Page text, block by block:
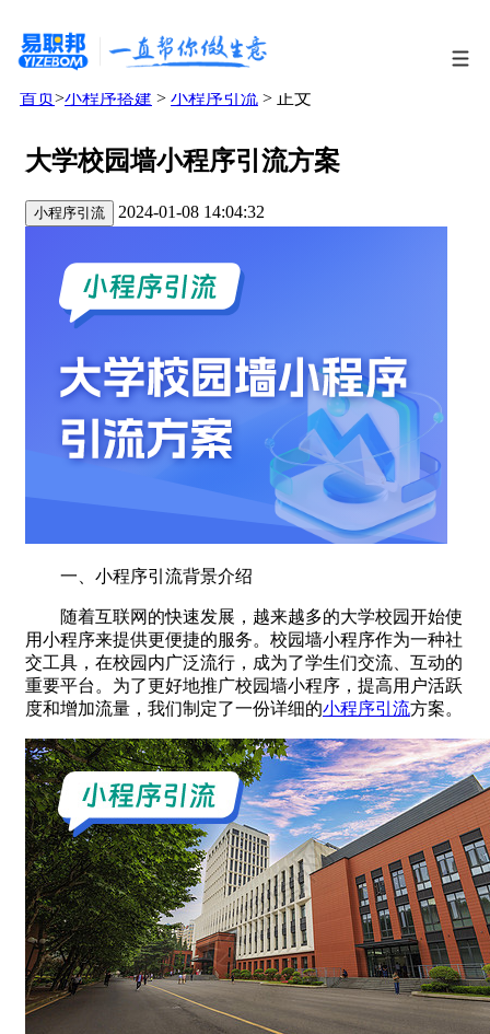
首页>小程序搭建 > 小程序引流 > 正文
大学校园墙小程序引流方案
小程序引流 2024-01-08 14:04:32
一、小程序引流背景介绍
随着互联网的快速发展，越来越多的大学校园开始使
用小程序来提供更便捷的服务。校园墙小程序作为一种社
交工具，在校园内广泛流行，成为了学生们交流、互动的
重要平台。为了更好地推广校园墙小程序，提高用户活跃
度和增加流量，我们制定了一份详细的小程序引流方案。